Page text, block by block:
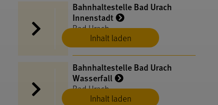
Inhalt laden
Bahnhaltestelle Bad Urach
Innenstadt
Bad Urach
Inhalt laden
Bahnhaltestelle Bad Urach
Wasserfall
Bad Urach